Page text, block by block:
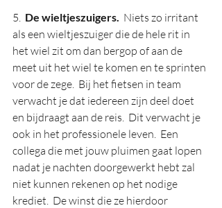
5. De wieltjeszuigers.
  Niets zo irritant
als een wieltjeszuiger die de hele rit in
het wiel zit om dan bergop of aan de
meet uit het wiel te komen en te sprinten
voor de zege.  Bij het fietsen in team
verwacht je dat iedereen zijn deel doet
en bijdraagt aan de reis.  Dit verwacht je
ook in het professionele leven.  Een
collega die met jouw pluimen gaat lopen
nadat je nachten doorgewerkt hebt zal
niet kunnen rekenen op het nodige
krediet.  De winst die ze hierdoor